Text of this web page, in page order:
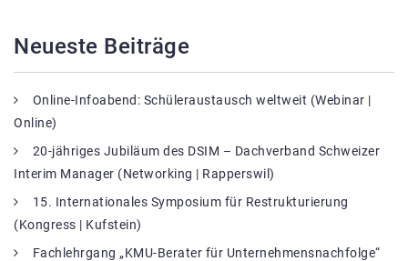
Neueste Beiträge
Online-Infoabend: Schüleraustausch weltweit (Webinar |
Online)
20-jähriges Jubiläum des DSIM – Dachverband Schweizer
Interim Manager (Networking | Rapperswil)
15. Internationales Symposium für Restrukturierung
(Kongress | Kufstein)
Fachlehrgang „KMU-Berater für Unternehmensnachfolge“